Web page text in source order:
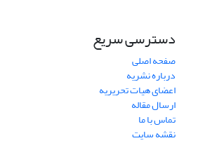
دسترسی سریع
صفحه اصلی
درباره نشریه
اعضای هیات تحریریه
ارسال مقاله
تماس با ما
نقشه سایت